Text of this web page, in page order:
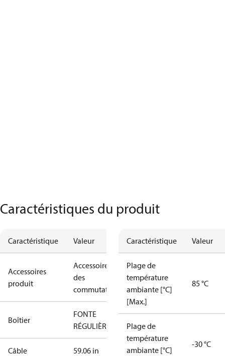
Caractéristiques du produit
Caractéristique Valeur
Accessoires
produit
Accessoires
des
commutateurs
Boîtier
FONTE
RÉGULIÈRE
Câble 59.06 in
Caractéristique Valeur
Plage de
température
ambiante [°C]
[Max.]
85 °C
Plage de
température
ambiante [°C]
-30 °C